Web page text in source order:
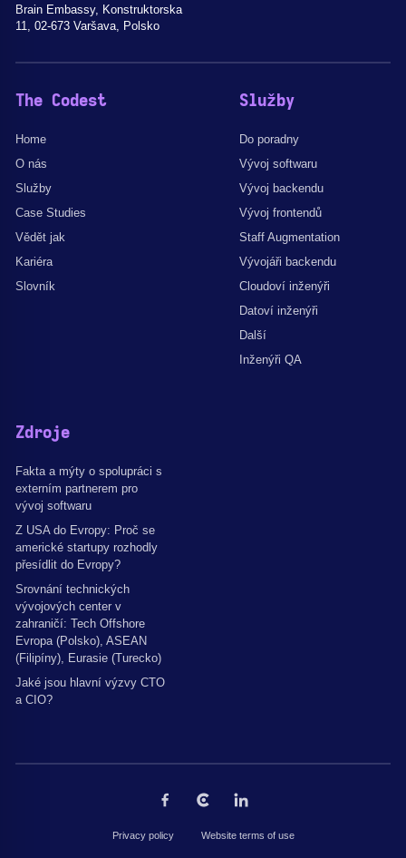
Brain Embassy, Konstruktorska
11, 02-673 Varšava, Polsko
The Codest
Home
O nás
Služby
Case Studies
Vědět jak
Kariéra
Slovník
Služby
Do poradny
Vývoj softwaru
Vývoj backendu
Vývoj frontendů
Staff Augmentation
Vývojáři backendu
Cloudoví inženýři
Datoví inženýři
Další
Inženýři QA
Zdroje
Fakta a mýty o spolupráci s
externím partnerem pro
vývoj softwaru
Z USA do Evropy: Proč se
americké startupy rozhodly
přesídlit do Evropy?
Srovnání technických
vývojových center v
zahraničí: Tech Offshore
Evropa (Polsko), ASEAN
(Filipíny), Eurasie (Turecko)
Jaké jsou hlavní výzvy CTO
a CIO?
Privacy policy Website terms of use